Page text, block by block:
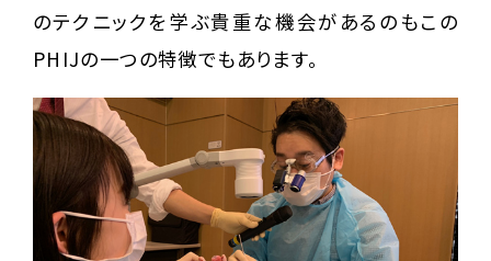
のテクニックを学ぶ貴重な機会があるのもこの
PHIJの一つの特徴でもあります。